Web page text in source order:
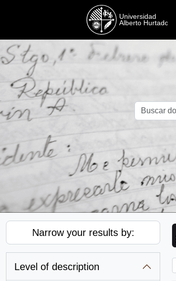
Narrow your results by:
Level of description